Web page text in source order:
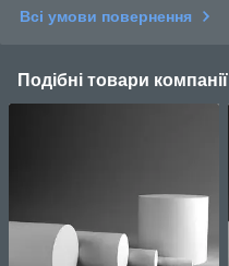
Всі умови повернення
Подібні товари компанії